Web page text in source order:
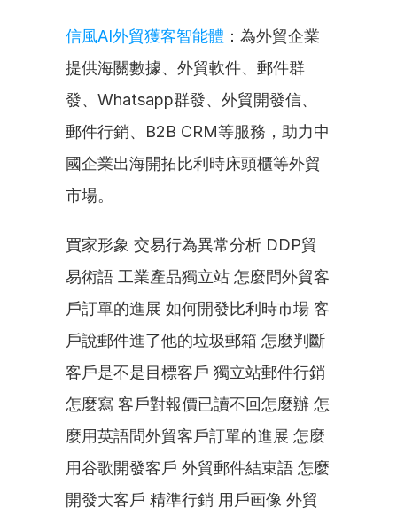
信風AI外貿獲客智能體 ：為外貿企業
提供海關數據、外貿軟件、郵件群
發、Whatsapp群發、外貿開發信、
郵件行銷、B2B CRM等服務，助力中
國企業出海開拓比利時床頭櫃等外貿
市場。
買家形象 交易行為異常分析 DDP貿
易術語 工業產品獨立站 怎麼問外貿客
戶訂單的進展 如何開發比利時市場 客
戶說郵件進了他的垃圾郵箱 怎麼判斷
客戶是不是目標客戶 獨立站郵件行銷
怎麼寫 客戶對報價已讀不回怎麼辦 怎
麼用英語問外貿客戶訂單的進展 怎麼
用谷歌開發客戶 外貿郵件結束語 怎麼
開發大客戶 精準行銷 用戶画像 外貿